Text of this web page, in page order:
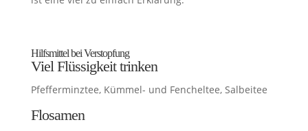
Hilfsmittel bei Verstopfung
Viel Flüssigkeit trinken
Pfefferminztee, Kümmel- und Fencheltee, Salbeitee
Flosamen